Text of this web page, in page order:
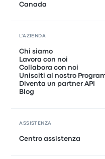
Canada
L'AZIENDA
Chi siamo
Lavora con noi
Collabora con noi
Unisciti al nostro
Diventa un partner API
Blog
ASSISTENZA
Centro assistenza